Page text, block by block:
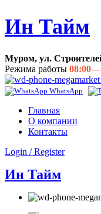
Ин Тайм
Муром, ул.
Режима работы
WhatsApp
Главная
О компании
Контакты
Login / Register
Ин Тайм